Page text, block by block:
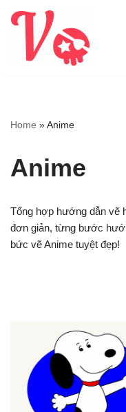
Chuyển
Home »Anime
Anime
Tổng hợp hướng dẫn vẽ
đơn giản, từng bước
bức vẽ Anime tuyệt đẹp!